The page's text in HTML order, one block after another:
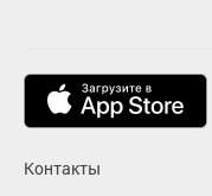
Контакты